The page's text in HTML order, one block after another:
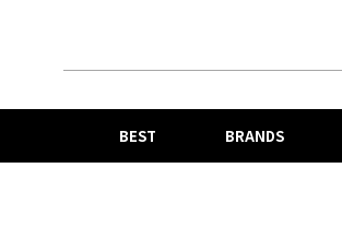
BEST BRANDS